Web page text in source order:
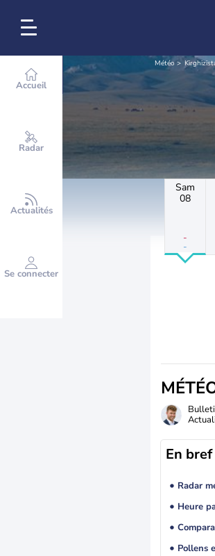
Accueil
Radar
Actualités
Se connecter
Météo
Sam
08
-
-
En bref
Radar
Heure
Pollens